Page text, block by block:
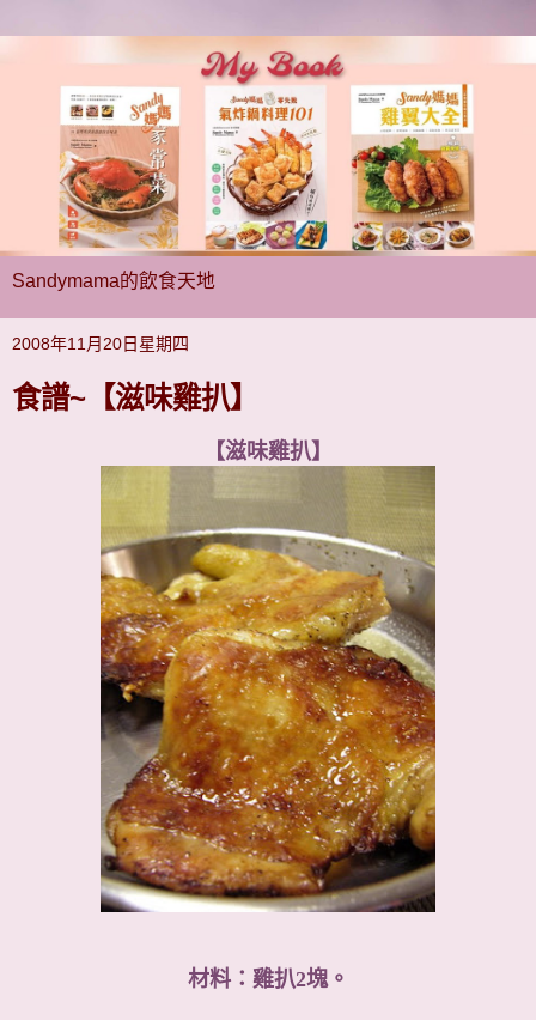
Sandymama的飲食天地
2008年11月20日星期四
食譜~【滋味雞扒】
【滋味雞扒】
材料：雞扒2塊。